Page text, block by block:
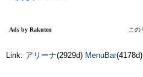
Link: アリーナ(2929d) MenuBar(4178d)